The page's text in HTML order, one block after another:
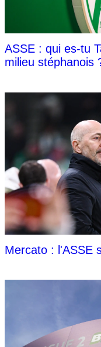
ASSE : qui es-tu
milieu stéphanois
Mercato : l'ASSE